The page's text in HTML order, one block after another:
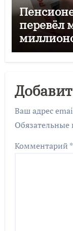
перевёл
Ваш адрес
Комментарий *